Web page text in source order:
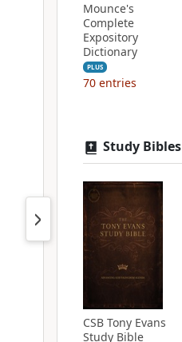
Mounce's
Complete
Expository
Dictionary
PLUS
70 entries
Study Bibles
CSB Tony Evans
Study Bible